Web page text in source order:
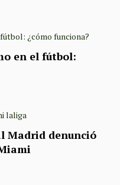
en el fútbol:
Madrid denunció